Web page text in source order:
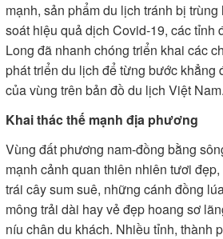
mạnh, sản phẩm du lịch tránh bị
soát hiệu quả dịch Covid-19, các tỉnh
Long đã nhanh chóng triển khai các
phát triển du lịch để từng bước khẳng
của vùng trên bản đồ du lịch Việt Nam.
Khai thác thế mạnh địa phương
Vùng đất phương nam-đồng bằng
mạnh cảnh quan thiên nhiên tươi
trái cây sum suê, những cánh đồng
mông trải dài hay vẻ đẹp hoang sơ
níu chân du khách. Nhiều tỉnh, thành